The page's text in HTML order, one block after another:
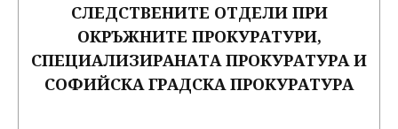
СЛЕДСТВЕНИТЕ ОТДЕЛИ ПРИ
ОКРЪЖНИТЕ ПРОКУРАТУРИ,
СПЕЦИАЛИЗИРАНАТА ПРОКУРАТУРА И
СОФИЙСКА ГРАДСКА ПРОКУРАТУРА